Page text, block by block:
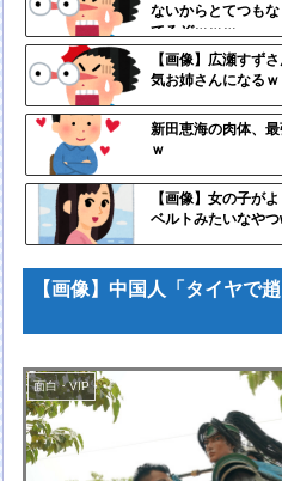
ないからとてつも
てるぞｗｗｗ
【画像】広瀬すず
気お姉さんになるｗ
新田恵海の肉体、
ｗ
【画像】女の子が
ベルトみたいなや
ンク
自動
更新
ツー
【画像】中国人「タイヤで
面白・VIP